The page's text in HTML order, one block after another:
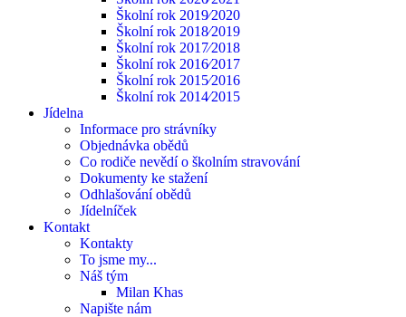
Školní rok 2019⁄2020
Školní rok 2018⁄2019
Školní rok 2017⁄2018
Školní rok 2016⁄2017
Školní rok 2015⁄2016
Školní rok 2014⁄2015
Jídelna
Informace pro strávníky
Objednávka obědů
Co rodiče nevědí o školním stravování
Dokumenty ke stažení
Odhlašování obědů
Jídelníček
Kontakt
Kontakty
To jsme my...
Náš tým
Milan Khas
Napište nám